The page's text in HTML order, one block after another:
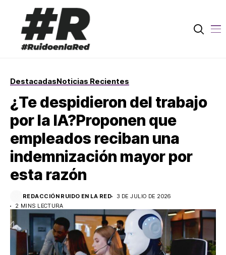
DestacadasNoticias Recientes
¿Te despidieron del trabajo
por la IA?Proponen que
empleados reciban una
indemnización mayor por
esta razón
REDACCIÓN RUIDO EN LA RED
3 DE JULIO DE 2026
2 MINS LECTURA